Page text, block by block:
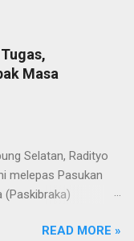
Masa
Selatan, Radityo
melepas Pasukan
(Paskibraka)
upacara penurunan
READ MORE »